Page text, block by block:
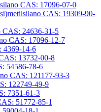
CAS: 17096-07-0
CAS: 19309-90-
CAS: 24636-31-5
CAS: 17096-12-7
4369-14-6
13732-00-8
54586-78-6
CAS: 121177-93-3
122749-49-9
7351-61-3
51772-85-1